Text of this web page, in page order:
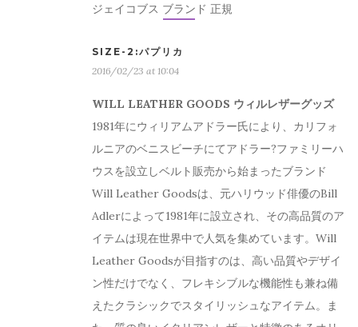
ジェイコブス ブランド 正規
SIZE-2:パプリカ
2016/02/23 at 10:04
WILL LEATHER GOODS ウィルレザーグッズ
1981年にウィリアムアドラー氏により、カリフォ
ルニアのベニスビーチにてアドラー?ファミリーハ
ウスを設立しベルト販売から始まったブランド
Will Leather Goodsは、元ハリウッド俳優のBill
Adlerによって1981年に設立され、その高品質のア
イテムは現在世界中で人気を集めています。Will
Leather Goodsが目指すのは、高い品質やデザイ
ン性だけでなく、フレキシブルな機能性も兼ね備
えたクラシックでスタイリッシュなアイテム。ま